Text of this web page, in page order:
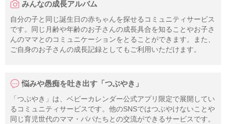
みんなの成長アルバム
自分の子と同じ誕生日の赤ちゃんを探せるコミュニティサービス
です。同じ月齢や年齢のお子さんの成長具合を知ることやお子さ
んのママとのコミュニケーションをとることができます。また、
ご自身のお子さんの成長記録としてもご利用いただけます。
悩みや愚痴を吐き出す「つぶやき」
「つぶやき」は、ベビーカレンダー公式アプリ限定で展開してい
るコミュニティサービスです。他のSNSではつぶやけないことや
同じ育児世代のママ・パパたちとの交流ができるサービスです。